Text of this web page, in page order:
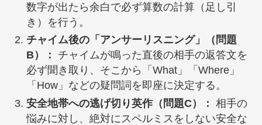
数字が出たら余白で必ず算数の計算（足し引
き）を行う。
チャイム後の「アンサーリスニング」（問題
B）：
チャイムが鳴った直後の相手の返答文を
必ず聞き取り、そこから「What」「Where」
「How」などの疑問詞を即座に決定する。
安全地帯への逃げ切り英作（問題C）： 相手の
悩みに対し、絶対にスペルミスをしない安全な